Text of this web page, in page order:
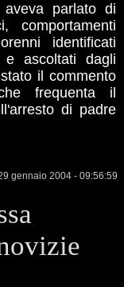
parlato di
comportamenti
identificati
e ascoltati dagli
il commento
frequenta il
di padre
gennaio 2004 - 09:56:59